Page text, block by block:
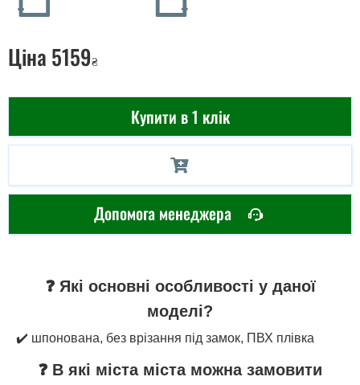
Ціна 5159₴
Купити в 1 клік
Допомога менеджера
❓ Які основні особливості у даної
моделі?
✔️ шпонована, без врізання під замок, ПВХ плівка
❓ В які міста міста можна замовити